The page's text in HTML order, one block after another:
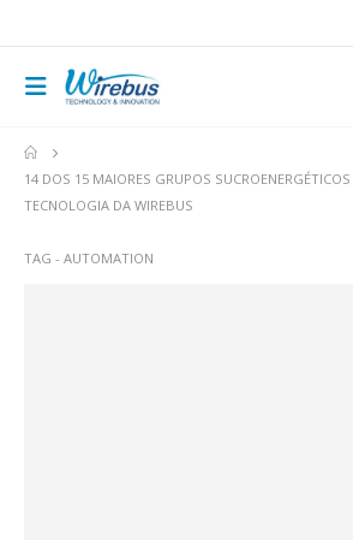
14 DOS 15 MAIORES GRUPOS
TECNOLOGIA DA WIREBUS
TAG - AUTOMATION